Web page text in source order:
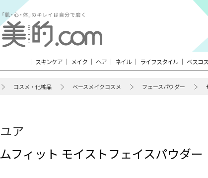
スキンケア メイク ヘア ネイル ライフスタイル ベスコス
コスメ・化粧品 ベースメイクコスメ フェースパウダー
ア
フィット モイストフェイスパウダー